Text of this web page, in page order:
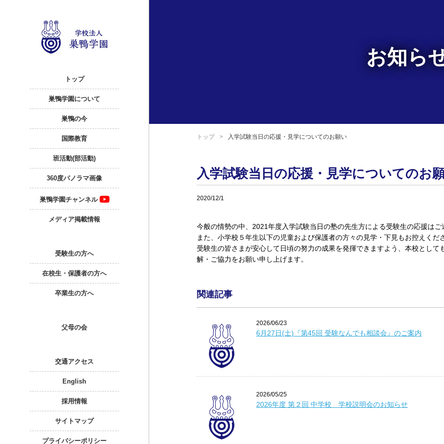
トップ
巣鴨学園について
巣鴨の今
国際教育
班活動(部活動)
360度パノラマ画像
巣鴨学園チャンネル
メディア掲載情報
受験生の方へ
在校生・保護者の方へ
卒業生の方へ
父母の会
交通アクセス
English
採用情報
サイトマップ
プライバシーポリシー
お知ら
トップ 入学試験当日の応援・見学についてのお願い
入学試験当日の応援・見学についてのお
2020/12/1
今般の情勢の中、2021年度入学試験当日の塾の先生方による受験生の応援は
また、小学校５年生以下の児童および保護者の方々の見学・下見もお控えくだ
受験生の皆さまが安心して日頃の努力の成果を発揮できますよう、本校とし
解・ご協力をお願い申し上げます。
関連記事
2026/06/23
6月27日(土)『第45回 受験なんでも相談会』のご案内
2026/05/25
2026年度 第２回 中学校 学校説明会のお知らせ